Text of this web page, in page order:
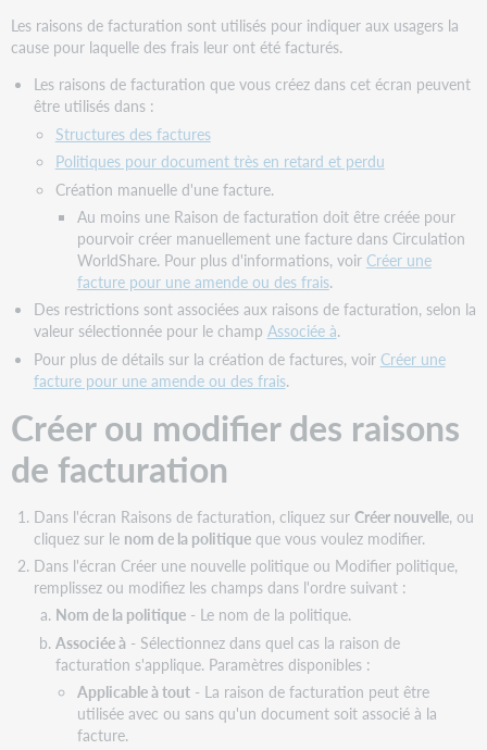
Supprimer
des
raisons
de
Politiques
associées
Les raisons de facturation sont utilisés pour indiquer aux usagers la
cause pour laquelle des frais leur ont été facturés.
Les raisons de facturation que vous créez dans cet écran peuvent
être utilisés dans :
Structures des factures
Politiques pour document très en retard et perdu
Création manuelle d'une facture.
Au moins une Raison de facturation doit être créée pour
pourvoir créer manuellement une facture dans Circulation
WorldShare. Pour plus d'informations, voir Créer une
facture pour une amende ou des frais.
Des restrictions sont associées aux raisons de facturation, selon la
valeur sélectionnée pour le champ Associée à.
Pour plus de détails sur la création de factures, voir Créer une
facture pour une amende ou des frais.
Créer ou modifier des raisons
de facturation
Dans l'écran Raisons de facturation, cliquez sur Créer nouvelle, ou
cliquez sur le nom de la politiqueque vous voulez modifier.
Dans l'écran Créer une nouvelle politique ou Modifier politique,
remplissez ou modifiez les champs dans l'ordre suivant :
Nom de la politique- Le nom de la politique.
Associée à - Sélectionnez dans quel cas la raison de
facturation s'applique. Paramètres disponibles :
Applicable à tout- La raison de facturation peut être
utilisée avec ou sans qu'un document soit associé à la
facture.